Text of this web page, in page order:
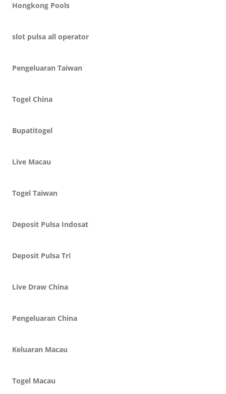
Hongkong Pools
slot pulsa all operator
Pengeluaran Taiwan
Togel China
Bupatitogel
Live Macau
Togel Taiwan
Deposit Pulsa Indosat
Deposit Pulsa Tri
Live Draw China
Pengeluaran China
Keluaran Macau
Togel Macau